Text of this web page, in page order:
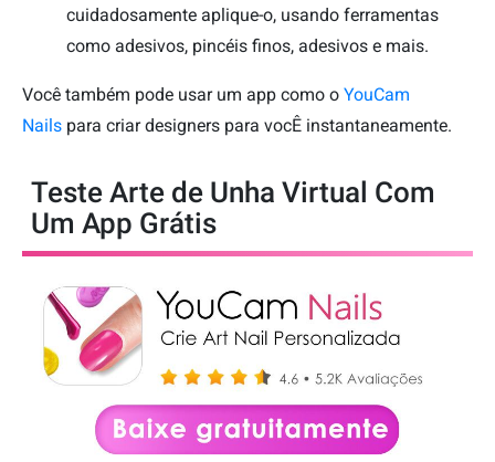
cuidadosamente aplique-o, usando ferramentas
como adesivos, pincéis finos, adesivos e mais.
Você também pode usar um app como o YouCam
Nails para criar designers para vocÊ instantaneamente.
Teste Arte de Unha Virtual Com
Um App Grátis